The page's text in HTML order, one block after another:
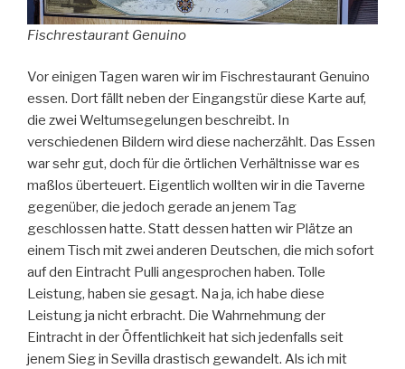
Fischrestaurant Genuino
Vor einigen Tagen waren wir im Fischrestaurant Genuino
essen. Dort fällt neben der Eingangstür diese Karte auf,
die zwei Weltumsegelungen beschreibt. In
verschiedenen Bildern wird diese nacherzählt. Das Essen
war sehr gut, doch für die örtlichen Verhältnisse war es
maßlos überteuert. Eigentlich wollten wir in die Taverne
gegenüber, die jedoch gerade an jenem Tag
geschlossen hatte. Statt dessen hatten wir Plätze an
einem Tisch mit zwei anderen Deutschen, die mich sofort
auf den Eintracht Pulli angesprochen haben. Tolle
Leistung, haben sie gesagt. Na ja, ich habe diese
Leistung ja nicht erbracht. Die Wahrnehmung der
Eintracht in der Öffentlichkeit hat sich jedenfalls seit
jenem Sieg in Sevilla drastisch gewandelt. Als ich mit